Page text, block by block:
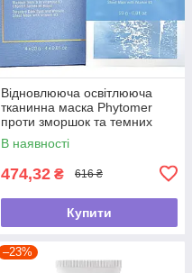
Відновлююча освітлююча
тканинна маска Phytomer
проти зморшок та темних
плям "Oligoforce" , 23г
В наявності
474,32 ₴ 616 ₴
Купити
–23%